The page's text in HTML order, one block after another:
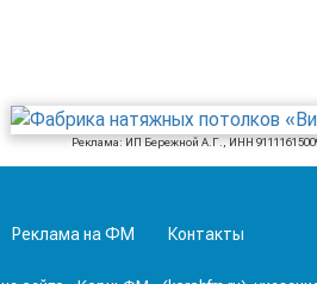
Реклама: ИП Бережной А.Г., ИНН
Реклама на ФМ Контакты